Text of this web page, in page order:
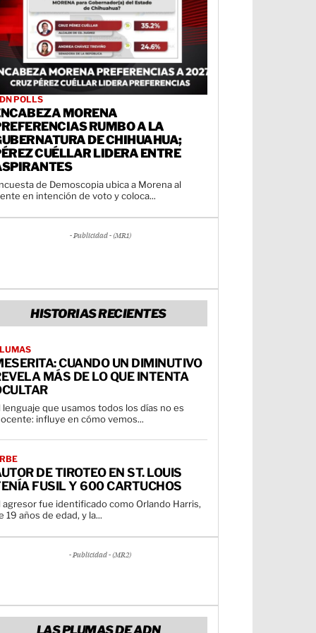
POLLS
MORENA
RUMBO A LA
DE CHIHUAHUA;
CUÉLLAR LIDERA ENTRE
de Demoscopia ubica a Morena al
en intención de voto y coloca...
- Publicidad - (MR1)
HISTORIAS RECIENTES
CUANDO UN DIMINUTIVO
MÁS DE LO QUE INTENTA
lenguaje que usamos todos los días no es
influye en cómo vemos...
DE TIROTEO EN ST. LOUIS
FUSIL Y 600 CARTUCHOS
agresor fue identificado como Orlando Harris,
19 años de edad, y la...
- Publicidad - (MR2)
LAS PLUMAS DE ADN